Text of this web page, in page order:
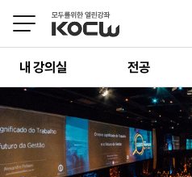
내 강의실 전공